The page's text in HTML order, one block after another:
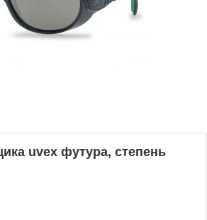
uvex футура, степень